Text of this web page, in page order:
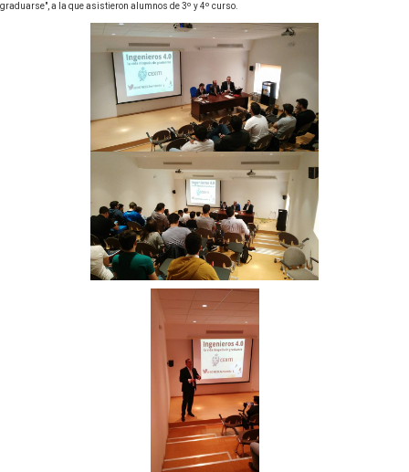
graduarse", a la que asistieron alumnos de 3º y 4º curso.